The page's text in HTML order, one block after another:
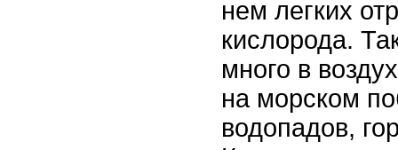
нем легких
кислорода.
много в
на морском
водопадов,